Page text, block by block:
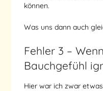
können.
Was uns dann auch
Fehler 3 –
Bauchgefühl
Hier war ich zwar